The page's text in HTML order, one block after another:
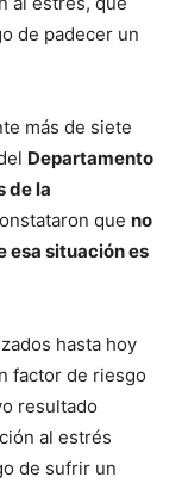
de padecer un
más de siete
Departamento
de la
que no
esa situación es
hasta hoy
factor de riesgo
resultado
al estrés
de sufrir un